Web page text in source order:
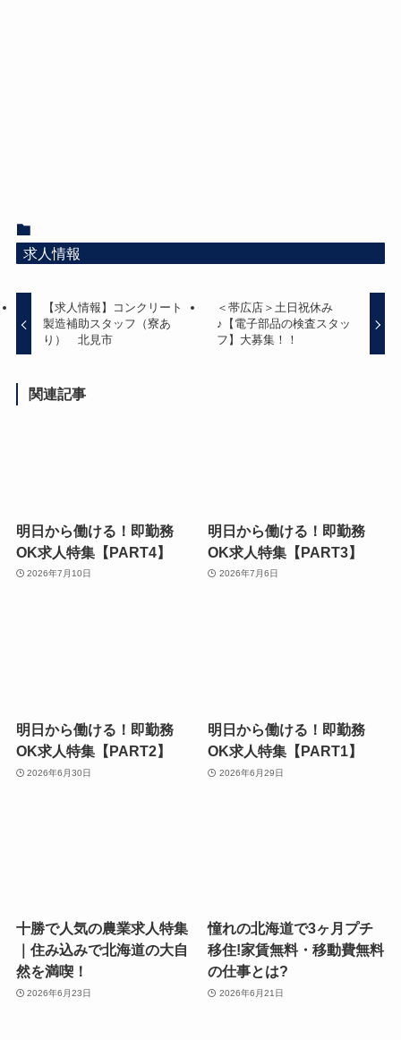
求人情報
【求人情報】コンクリート
製造補助スタッフ（寮あ
り） 北見市
＜帯広店＞土日祝休み
♪【電子部品の検査スタッ
フ】大募集！！
関連記事
明日から働ける！即勤務
OK求人特集【PART4】
2026年7月10日
明日から働ける！即勤務
OK求人特集【PART3】
2026年7月6日
明日から働ける！即勤務
OK求人特集【PART2】
2026年6月30日
明日から働ける！即勤務
OK求人特集【PART1】
2026年6月29日
十勝で人気の農業求人特集
｜住み込みで北海道の大自
然を満喫！
2026年6月23日
憧れの北海道で3ヶ月プチ
移住!家賃無料・移動費無料
の仕事とは?
2026年6月21日